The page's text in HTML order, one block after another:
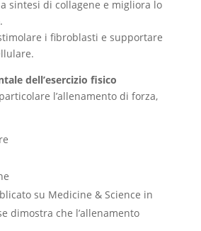
sintesi di collagene e migliora lo
i fibroblasti e supportare
dell’esercizio fisico
l’allenamento di forza,
su Medicine & Science in
dimostra che l’allenamento